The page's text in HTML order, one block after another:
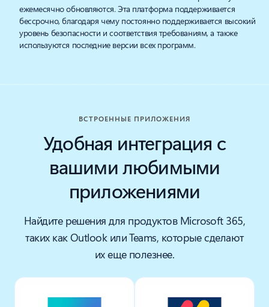
ежемесячно обновляются. Эта платформа поддерживается
бессрочно, благодаря чему постоянно поддерживается высокий
уровень безопасности и соответствия требованиям, а также
используются последние версии всех программ.
ВСТРОЕННЫЕ ПРИЛОЖЕНИЯ
Удобная интеграция с
вашими любимыми
приложениями
Найдите решения для продуктов Microsoft 365,
таких как Outlook или Teams, которые сделают
их еще полезнее.